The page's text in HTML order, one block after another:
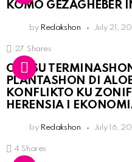
KOMO GEZAGHÈBER
by Redakshon July 21,
27 Shares
OLB SU
PLANTASHON DI
KONFLIKTO KU
HERENSIA I
by Redakshon July 16,
4 Shares